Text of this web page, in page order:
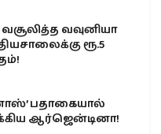
வவுனியா
ரூ.5
பதாகையால்
ஆர்ஜென்டினா!